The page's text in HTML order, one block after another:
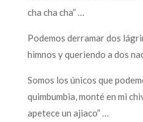
cha cha cha” …
Podemos derramar dos
himnos y queriendo a dos
Somos los únicos que
quimbumbia, monté en mi
apetece un ajiaco” …